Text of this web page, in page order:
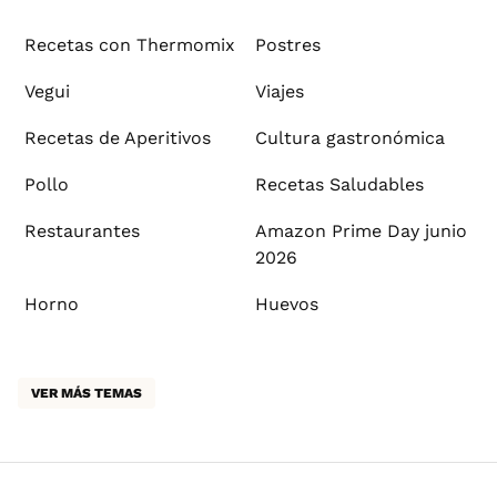
Recetas con Thermomix Postres
Vegui Viajes
Recetas de Aperitivos Cultura gastronómica
Pollo Recetas Saludables
Restaurantes
Amazon Prime Day junio
2026
Horno Huevos
VER MÁS TEMAS